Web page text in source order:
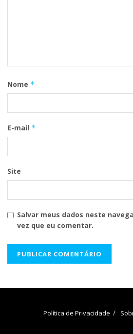
Nome *
E-mail *
Site
Salvar meus dados neste
vez que eu comentar.
Política de Privacidade